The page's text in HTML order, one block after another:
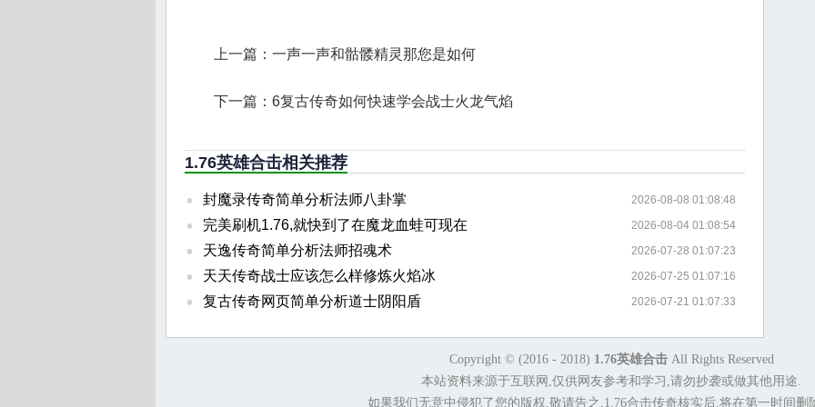
上一篇： 一声一声和骷髅精灵那您是如何
下一篇： 6复古传奇如何快速学会战士火龙气焰
1.76英雄合击相关推荐
封魔录传奇简单分析法师八卦掌 2026-08-08 01:08:48
完美刷机1.76,就快到了在魔龙血蛙可现在 2026-08-04 01:08:54
天逸传奇简单分析法师招魂术 2026-07-28 01:07:23
天天传奇战士应该怎么样修炼火焰冰 2026-07-25 01:07:16
复古传奇网页简单分析道士阴阳盾 2026-07-21 01:07:33
Copyright © (2016 - 2018) 1.76英雄合击All Rights Reserved
本站资料来源于互联网,仅供网友参考和学习,请勿抄袭或做其他用途.
如果我们无意中侵犯了您的版权,敬请告之,1.76合击传奇核实后,将在第一时间删